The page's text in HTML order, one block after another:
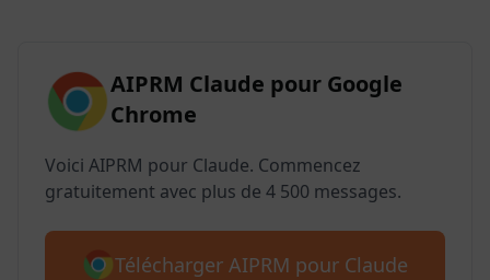
AIPRM Claude pour Google
Chrome
Voici AIPRM pour Claude. Commencez
gratuitement avec plus de 4 500 messages.
Télécharger AIPRM pour Claude